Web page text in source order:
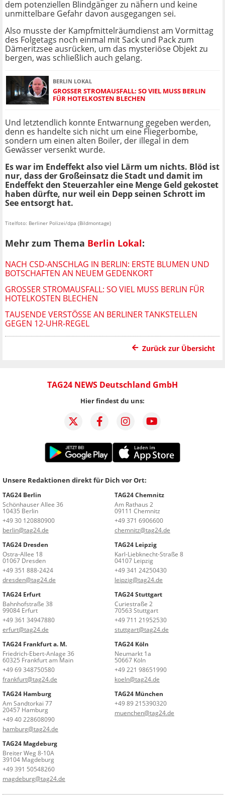
dem potenziellen Blindgänger zu nähern und keine
unmittelbare Gefahr davon ausgegangen sei.
Also musste der Kampfmittelräumdienst am Vormittag
des Folgetags noch einmal mit Sack und Pack zum
Dämeritzsee ausrücken, um das mysteriöse Objekt zu
bergen, was schließlich auch gelang.
BERLIN LOKAL
GROSSER STROMAUSFALL: SO VIEL MUSS BERLIN F
ÜR HOTELKOSTEN BLECHEN
Und letztendlich konnte Entwarnung gegeben werden,
denn es handelte sich nicht um eine Fliegerbombe,
sondern um einen alten Boiler, der illegal in dem
Gewässer versenkt wurde.
Es war im Endeffekt also viel Lärm um nichts. Blöd ist
nur, dass der Großeinsatz die Stadt und damit im
Endeffekt den Steuerzahler eine Menge Geld gekostet
haben dürfte, nur weil ein Depp seinen Schrott im
See entsorgt hat.
Titelfoto: Berliner Polizei/dpa (Bildmontage)
Mehr zum Thema Berlin Lokal:
NACH CSD-ANSCHLAG IN BERLIN: ERSTE BLUMEN UND
BOTSCHAFTEN AN NEUEM GEDENKORT
GROSSER STROMAUSFALL: SO VIEL MUSS BERLIN FÜR H
OTELKOSTEN BLECHEN
TAUSENDE VERSTÖSSE AN BERLINER TANKSTELLEN G
EGEN 12-UHR-REGEL
Zurück zur Übersicht
TAG24 NEWS Deutschland GmbH
Hier findest du uns:
Unsere Redaktionen direkt für Dich vor Ort:
TAG24 Berlin
Schönhauser Allee 36
10435 Berlin
+49 30 120880900
berlin@tag24.de
TAG24 Chemnitz
Am Rathaus 2
09111 Chemnitz
+49 371 6906600
chemnitz@tag24.de
TAG24 Dresden
Ostra-Allee 18
01067 Dresden
+49 351 888-2424
dresden@tag24.de
TAG24 Leipzig
Karl-Liebknecht-Straße 8
04107 Leipzig
+49 341 24250430
leipzig@tag24.de
TAG24 Erfurt
Bahnhofstraße 38
99084 Erfurt
+49 361 34947880
erfurt@tag24.de
TAG24 Stuttgart
Curiestraße 2
70563 Stuttgart
+49 711 21952530
stuttgart@tag24.de
TAG24 Frankfurt a. M.
Friedrich-Ebert-Anlage 36
60325 Frankfurt am Main
+49 69 348750580
frankfurt@tag24.de
TAG24 Köln
Neumarkt 1a
50667 Köln
+49 221 98651990
koeln@tag24.de
TAG24 Hamburg
Am Sandtorkai 77
20457 Hamburg
+49 40 228608090
hamburg@tag24.de
TAG24 München
+49 89 215390320
muenchen@tag24.de
TAG24 Magdeburg
Breiter Weg 8-10A
39104 Magdeburg
+49 391 50548260
magdeburg@tag24.de